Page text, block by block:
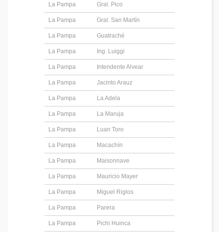
La Pampa Gral. Pico
La Pampa Gral. San Martín
La Pampa Guatraché
La Pampa Ing. Luiggi
La Pampa Intendente Alvear
La Pampa Jacinto Arauz
La Pampa La Adela
La Pampa La Maruja
La Pampa Luan Toro
La Pampa Macachín
La Pampa Maisonnave
La Pampa Mauricio Mayer
La Pampa Miguel Riglos
La Pampa Parera
La Pampa Pichi Huinca